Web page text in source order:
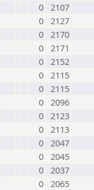
0 2107
0 2127
0 2170
0 2171
0 2152
0 2115
0 2115
0 2096
0 2123
0 2113
0 2047
0 2045
0 2037
0 2065